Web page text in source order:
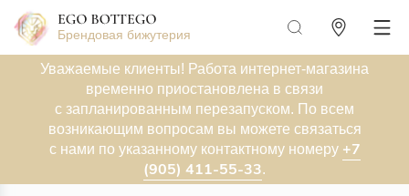
Брендовая бижутерия
Уважаемые клиенты! Работа интернет-магазина
временно приостановлена в связи
с запланированным перезапуском. По всем
возникающим вопросам вы можете связаться
с нами по указанному контактному номеру +7
(905) 411-55-33.